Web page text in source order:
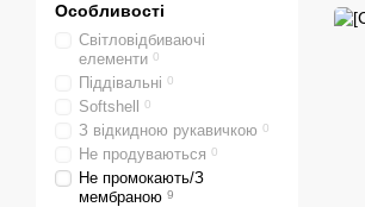
Особливості
Світловідбиваючі
елементи 0
Піддівальні 0
Softshell 0
З відкидною рукавичкою 0
Не продуваються 0
Не промокають/З
мембраною 9